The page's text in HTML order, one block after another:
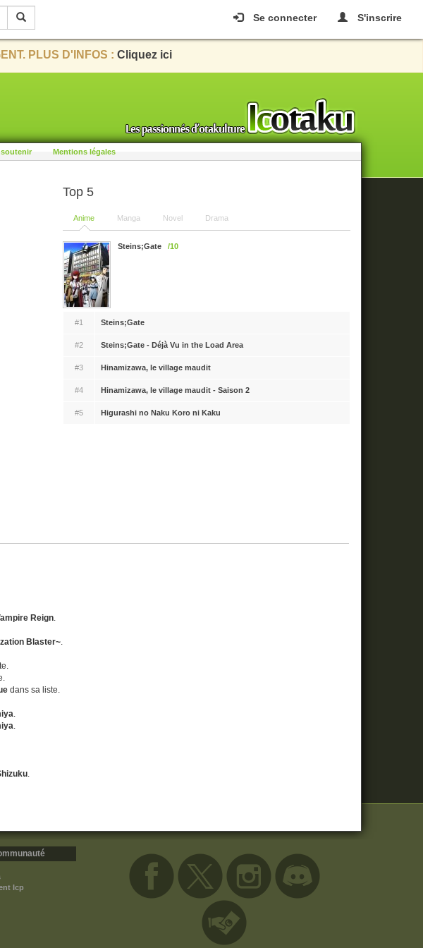
Se connecter S'inscrire
PLUS D'INFOS : Cliquez ici
Mentions légales
Top 5
Anime Manga Novel Drama
Steins;Gate /10
#1 Steins;Gate
#2 Steins;Gate - Déjà Vu in the Load Area
#3 Hinamizawa, le village maudit
#4 Hinamizawa, le village maudit - Saison 2
#5 Higurashi no Naku Koro ni Kaku
Reign.
Blaster~.
dans sa liste.
.
.
.
Icp